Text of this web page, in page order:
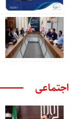
اجتماعی